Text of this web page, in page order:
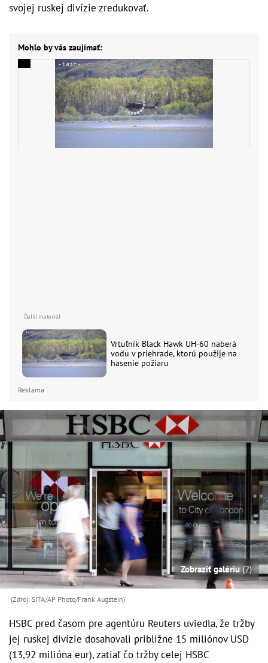
svojej ruskej divízie zredukovať.
Mohlo by vás zaujímať:
Vrtuľník Black Hawk UH-60 naberá
vodu v priehrade, ktorú použije na
hasenie požiaru
Reklama
Zobraziť galériu (2)
(Zdroj: SITA/AP Photo/Frank Augstein)
HSBC pred časom pre agentúru Reuters uviedla, že tržby
jej ruskej divízie dosahovali približne 15 miliónov USD
(13,92 milióna eur), zatiaľ čo tržby celej HSBC